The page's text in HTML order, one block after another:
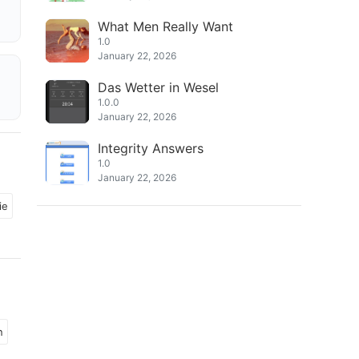
What Men Really Want
1.0
January 22, 2026
Das Wetter in Wesel
1.0.0
January 22, 2026
Integrity Answers
1.0
January 22, 2026